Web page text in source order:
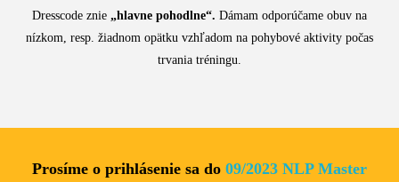
Dresscode znie „hlavne pohodlne“. Dámam odporúčame obuv na
nízkom, resp. žiadnom opätku vzhľadom na pohybové aktivity počas
trvania tréningu.
Prosíme o prihlásenie sa do 09/2023 NLP Master